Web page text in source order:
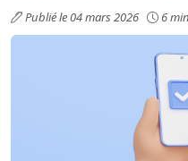
Publié le 04 mars 2026 6